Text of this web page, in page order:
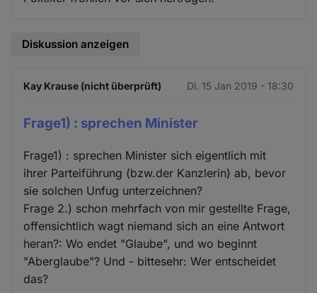
Diskussion anzeigen
Kay Krause (nicht überprüft) Di. 15 Jan 2019 - 18:30
Frage1) : sprechen Minister
Frage1) : sprechen Minister sich eigentlich mit
ihrer Parteiführung (bzw.der Kanzlerin) ab, bevor
sie solchen Unfug unterzeichnen?
Frage 2.) schon mehrfach von mir gestellte Frage,
offensichtlich wagt niemand sich an eine Antwort
heran?: Wo endet "Glaube", und wo beginnt
"Aberglaube"? Und - bittesehr: Wer entscheidet
das?